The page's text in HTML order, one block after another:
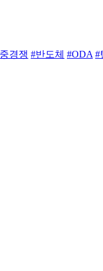
경쟁 #반도체 #ODA #